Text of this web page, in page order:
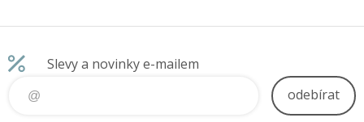
zásuvek,650J,2
Slevy a novinky e-mailem
odebírat